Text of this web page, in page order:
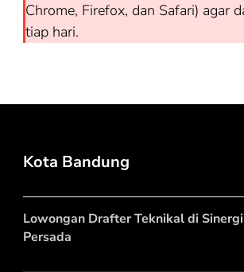
Chrome, Firefox, dan Safari) agar
tiap hari.
Kota Bandung
Lowongan Drafter Teknikal di
Persada